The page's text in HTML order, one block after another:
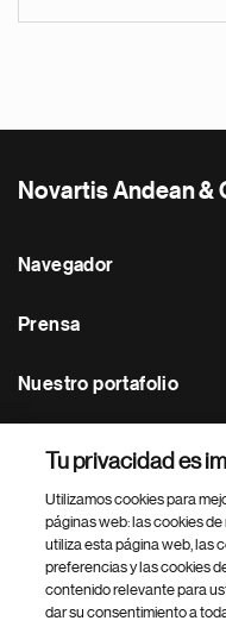
Novartis Andean &
Navegador
Prensa
Nuestro portafolio
Footer Site Search
Tu privacidad es
Utilizamos cookies para
páginas web: las cookies
utiliza esta página web, las
preferencias y las cookies
contenido relevante para
dar su consentimiento a